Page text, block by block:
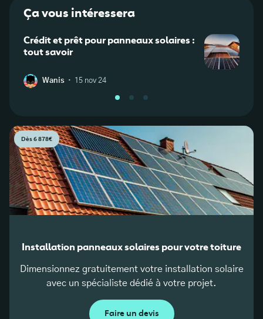
Ça vous intéressera
Crédit et prêt pour panneaux solaires :
tout savoir
Wanis · 15 nov 24
Installation panneaux solaires pour votre toiture
Dimensionnez gratuitement votre installation solaire
avec un spécialiste dédié à votre projet.
Faire un devis
Dès 6 878€